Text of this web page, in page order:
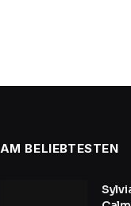
AM BELIEBTESTEN